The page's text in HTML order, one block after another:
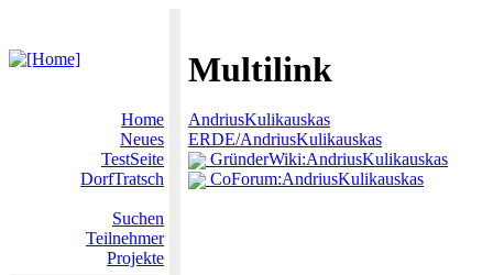
Multilink
Home
Neues
TestSeite
DorfTratsch
Suchen
Teilnehmer
Projekte
AndriusKulikauskas
ERDE/AndriusKulikauskas
GründerWiki:AndriusKulikauskas
CoForum:AndriusKulikauskas